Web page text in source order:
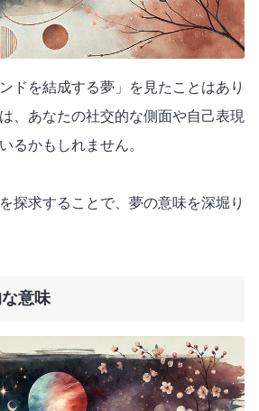
ドを結成する夢」を見たことはあり
、あなたの社交的な側面や自己表現
るかもしれません。
探求することで、夢の意味を深堀り
意味